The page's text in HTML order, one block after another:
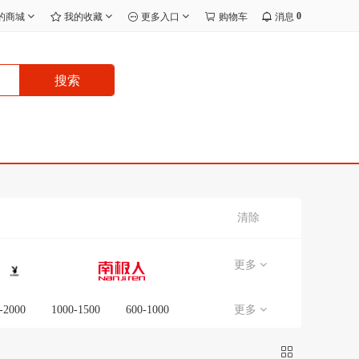
商城 我的收藏 更多入口 购物车 消息 0
搜索
清除
更多
2000 1000-1500 600-1000 更多